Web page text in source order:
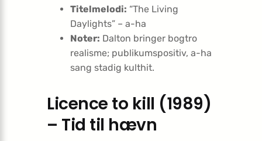
Titelmelodi: “The Living
Daylights” – a-ha
Noter: Dalton bringer bogtro
realisme; publikumspositiv, a-ha
sang stadig kulthit.
Licence to kill (1989)
– Tid til hævn